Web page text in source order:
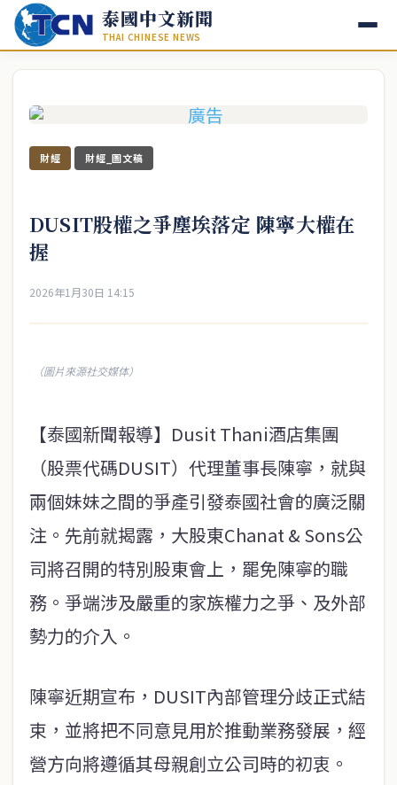
泰國中文新聞
THAI CHINESE NEWS
財經 財經_圖文稿
DUSIT股權之爭塵埃落定 陳寧大權在
握
2026年1月30日 14:15
（圖片來源社交媒体）
【泰國新聞報導】Dusit Thani酒店集團
（股票代碼DUSIT）代理董事長陳寧，就與
兩個妹妹之間的爭產引發泰國社會的廣泛關
注。先前就揭露，大股東Chanat & Sons公
司將召開的特別股東會上，罷免陳寧的職
務。爭端涉及嚴重的家族權力之爭、及外部
勢力的介入。
陳寧近期宣布，DUSIT內部管理分歧正式結
束，並將把不同意見用於推動業務發展，經
營方向將遵循其母親創立公司時的初衷。